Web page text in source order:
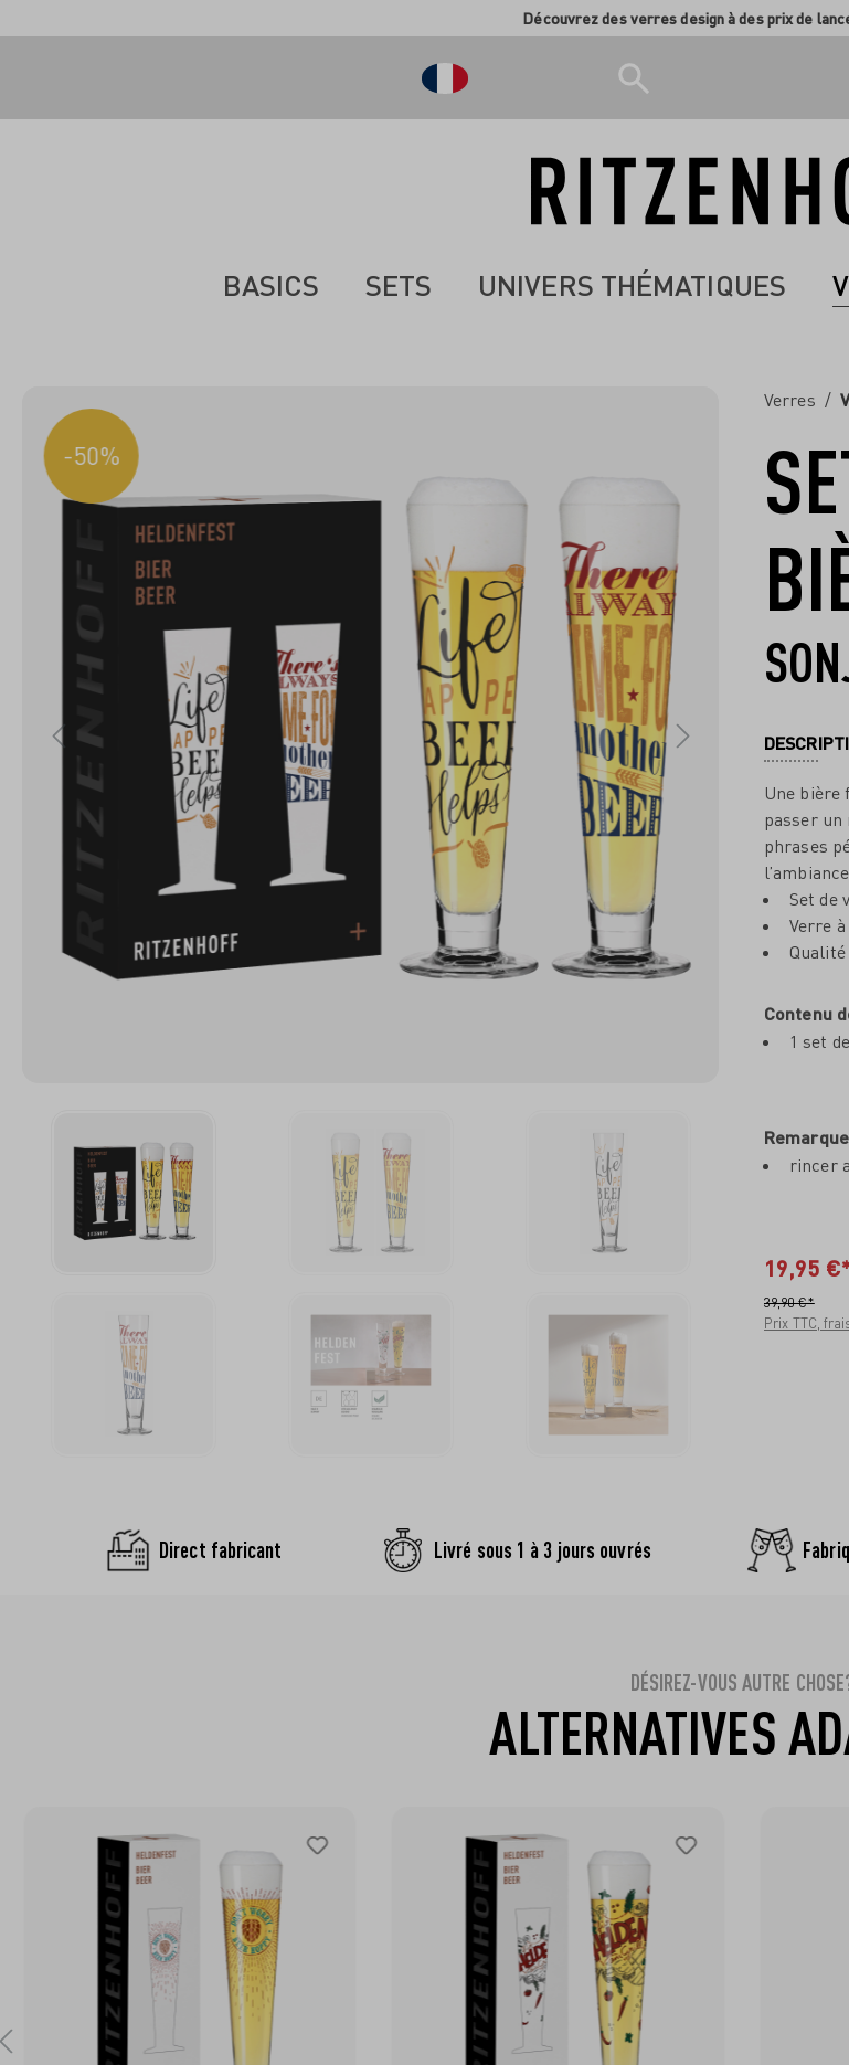
Découvrez des verres design à des prix de
BASICS SETS UNIVERS THÉMATIQUES
-50% -50%
Verres /
Une bière
passer
phrases
Set de
Verre
Contenu
1 set
Remarque
rincer
19,95
39,90 €*
Prix TTC,
Direct fabricant Livré sous 1 à 3 jours ouvrés
DÉSIREZ-VOUS AUTRE
ALTERNATIVES